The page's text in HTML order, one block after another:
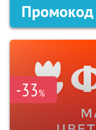
Промокод
-33%